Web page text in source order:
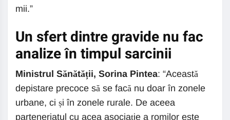
mii.”
Un sfert dintre gravide nu fac
analize în timpul sarcinii
Ministrul Sănătății, Sorina Pintea: “Această
depistare precoce să se facă nu doar în zonele
urbane, ci și în zonele rurale. De aceea
parteneriatul cu acea asociație a romilor este